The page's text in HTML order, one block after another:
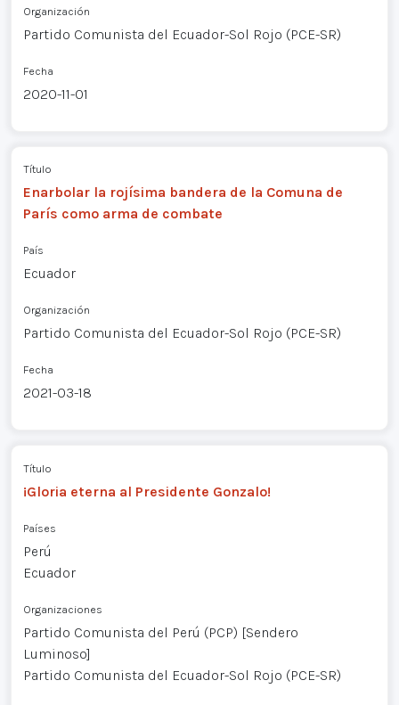
Organización
Partido Comunista del Ecuador-Sol Rojo (PCE-SR)
Fecha
2020-11-01
Título
Enarbolar la rojísima bandera de la Comuna de
París como arma de combate
País
Ecuador
Organización
Partido Comunista del Ecuador-Sol Rojo (PCE-SR)
Fecha
2021-03-18
Título
¡Gloria eterna al Presidente Gonzalo!
Países
Perú
Ecuador
Organizaciones
Partido Comunista del Perú (PCP) [Sendero
Luminoso]
Partido Comunista del Ecuador-Sol Rojo (PCE-SR)